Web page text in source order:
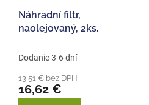
Náhradní filtr,
naolejovaný, 2ks.
Dodanie 3-6 dní
13,51 € bez DPH
16,62 €